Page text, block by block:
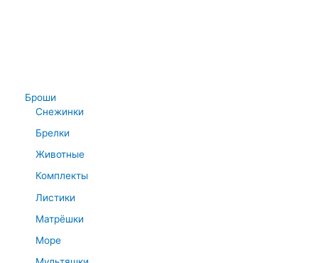
Броши
Снежинки
Брелки
Животные
Комплекты
Листики
Матрёшки
Море